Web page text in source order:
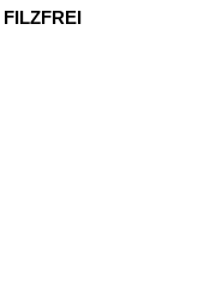
FILZFREI